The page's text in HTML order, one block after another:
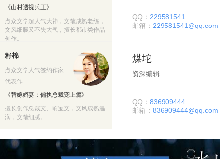
《山村透视兵王》
点众文学超人气大神，文笔成熟老练，
文风细腻又不失大气，擅长都市类作品
创作。
籽棉
点众文学人气签约作家
代表作
《替嫁娇妻：偏执总裁宠上瘾》
擅长创作总裁文、萌宝文，文风成熟温
润，文笔细腻。
QQ： 229581541
邮箱： 229581541@qq.com
煤坨
资深编辑
QQ： 836909444
邮箱： 836909444@qq.com